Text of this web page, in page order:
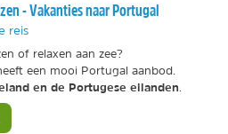
- Vakanties naar Portugal
reis
of relaxen aan zee?
een mooi Portugal aanbod.
en de Portugese eilanden